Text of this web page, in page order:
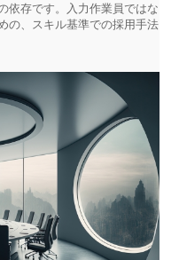
依存です。入力作業員ではな
の、スキル基準での採用手法